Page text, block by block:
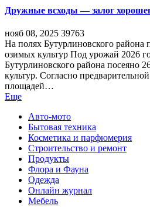
Дружные всходы — залог
нояб 08, 2025 39763
На полях Бутурлиновского района
озимых культур Под урожай 2026
Бутурлиновского района посеяно
культур. Согласно
площадей…
Еще
Авто-мото
Бытовая техника
Косметика и парфюмерия
Строительство и ремонт
Продукты
Флора и Фауна
Одежда
Онлайн журнал
Мебель